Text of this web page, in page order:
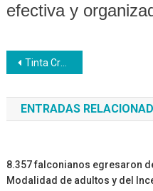
efectiva y
Navegación
de
entradas
Tinta Cruda: Llegó la hora del Inces
ENTRADAS
8.357 falconianos egresaron
Modalidad de adultos y del